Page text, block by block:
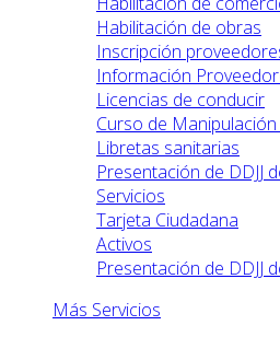
Habilitación de obras
Inscripción
Información
Licencias de conducir
Curso de
Libretas sanitarias
Presentación de DDJJ
Servicios
Tarjeta Ciudadana
Activos
Presentación de DDJJ
Más Servicios